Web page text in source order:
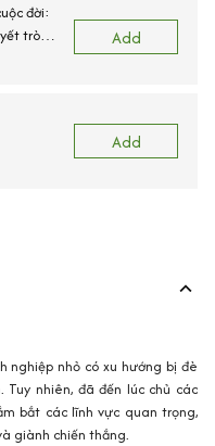
đời:
trò
của
Add
Add
nghiệp nhỏ có xu hướng bị đè
nhiên, đã đến lúc chủ các
bắt các lĩnh vực quan trọng,
giành chiến thắng.